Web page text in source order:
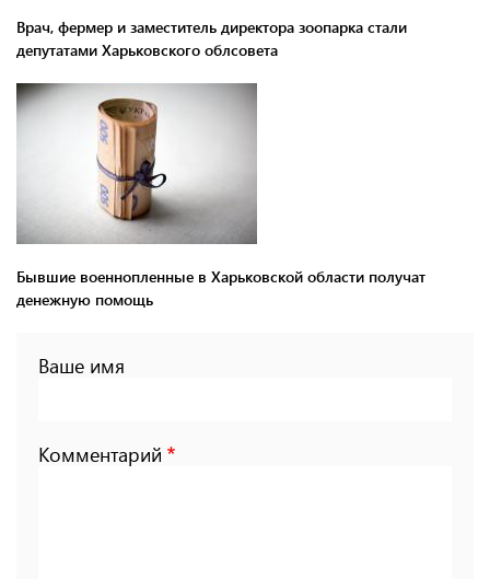
Врач, фермер и заместитель директора зоопарка стали
депутатами Харьковского облсовета
Бывшие военнопленные в Харьковской области получат
денежную помощь
Ваше имя
Комментарий